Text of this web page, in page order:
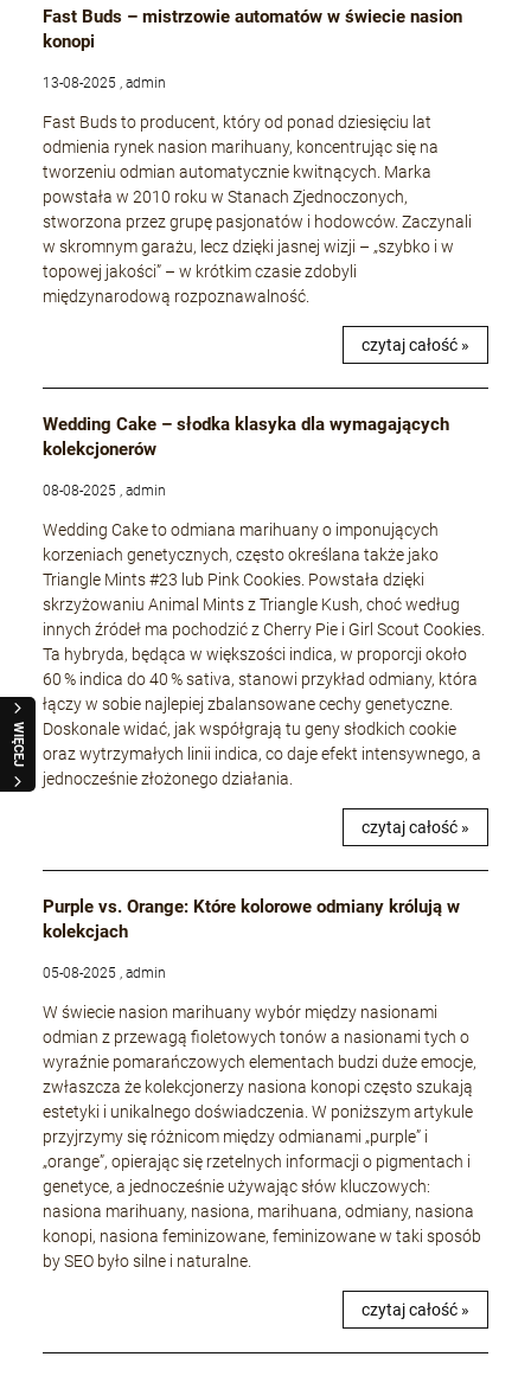
WIĘCEJ
Fast Buds – mistrzowie automatów w świecie nasion
konopi
13-08-2025 , admin
Fast Buds to producent, który od ponad dziesięciu lat
odmienia rynek nasion marihuany, koncentrując się na
tworzeniu odmian automatycznie kwitnących. Marka
powstała w 2010 roku w Stanach Zjednoczonych,
stworzona przez grupę pasjonatów i hodowców. Zaczynali
w skromnym garażu, lecz dzięki jasnej wizji – „szybko i w
topowej jakości” – w krótkim czasie zdobyli
międzynarodową rozpoznawalność.
czytaj całość »
Wedding Cake – słodka klasyka dla wymagających
kolekcjonerów
08-08-2025 , admin
Wedding Cake to odmiana marihuany o imponujących
korzeniach genetycznych, często określana także jako
Triangle Mints #23 lub Pink Cookies. Powstała dzięki
skrzyżowaniu Animal Mints z Triangle Kush, choć według
innych źródeł ma pochodzić z Cherry Pie i Girl Scout Cookies.
Ta hybryda, będąca w większości indica, w proporcji około
60 % indica do 40 % sativa, stanowi przykład odmiany, która
łączy w sobie najlepiej zbalansowane cechy genetyczne.
Doskonale widać, jak współgrają tu geny słodkich cookie
oraz wytrzymałych linii indica, co daje efekt intensywnego, a
jednocześnie złożonego działania.
czytaj całość »
Purple vs. Orange: Które kolorowe odmiany królują w
kolekcjach
05-08-2025 , admin
W świecie nasion marihuany wybór między nasionami
odmian z przewagą fioletowych tonów a nasionami tych o
wyraźnie pomarańczowych elementach budzi duże emocje,
zwłaszcza że kolekcjonerzy nasiona konopi często szukają
estetyki i unikalnego doświadczenia. W poniższym artykule
przyjrzymy się różnicom między odmianami „purple” i
„orange”, opierając się rzetelnych informacji o pigmentach i
genetyce, a jednocześnie używając słów kluczowych:
nasiona marihuany, nasiona, marihuana, odmiany, nasiona
konopi, nasiona feminizowane, feminizowane w taki sposób
by SEO było silne i naturalne.
czytaj całość »